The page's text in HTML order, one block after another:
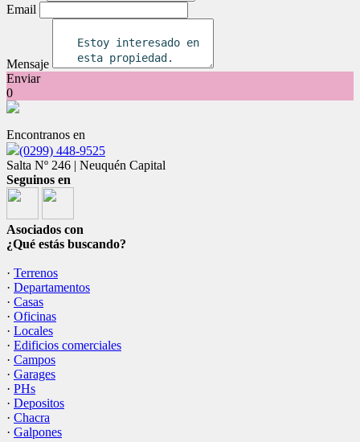
Email
Mensaje
Enviar
0
Encontranos en
(0299) 448-9525
Salta Nº 246 | Neuquén Capital
Seguinos en
Asociados con
¿Qué estás buscando?
· Terrenos
· Departamentos
· Casas
· Oficinas
· Locales
· Edificios comerciales
· Campos
· Garages
· PHs
· Depositos
· Chacra
· Galpones